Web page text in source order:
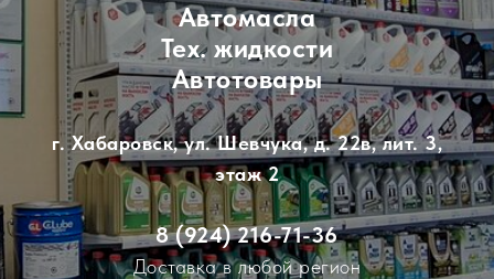
Автомасла
Тех. жидкости
Автотовары
г. Хабаровск, ул. Шевчука, д. 22в, лит. 3,
этаж 2
8 (924) 216-71-36
Доставка в любой регион